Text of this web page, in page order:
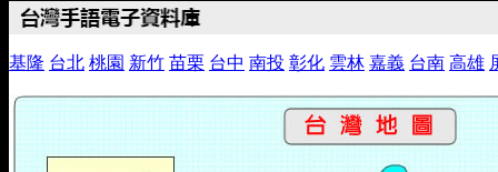
基隆 台北 桃園 新竹 苗栗 台中 南投 彰化 雲林 嘉義 台南 高雄